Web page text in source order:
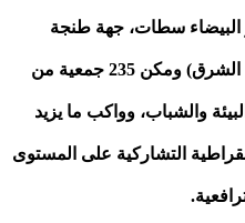
البيضاء سطات، جهة طنجة
الحسيمة، جهة سوس ماسة، وجهة الشرق) ومكن 235 جمعية من
والشباب، وواكب ما يزيد
التشاركية على المستوى